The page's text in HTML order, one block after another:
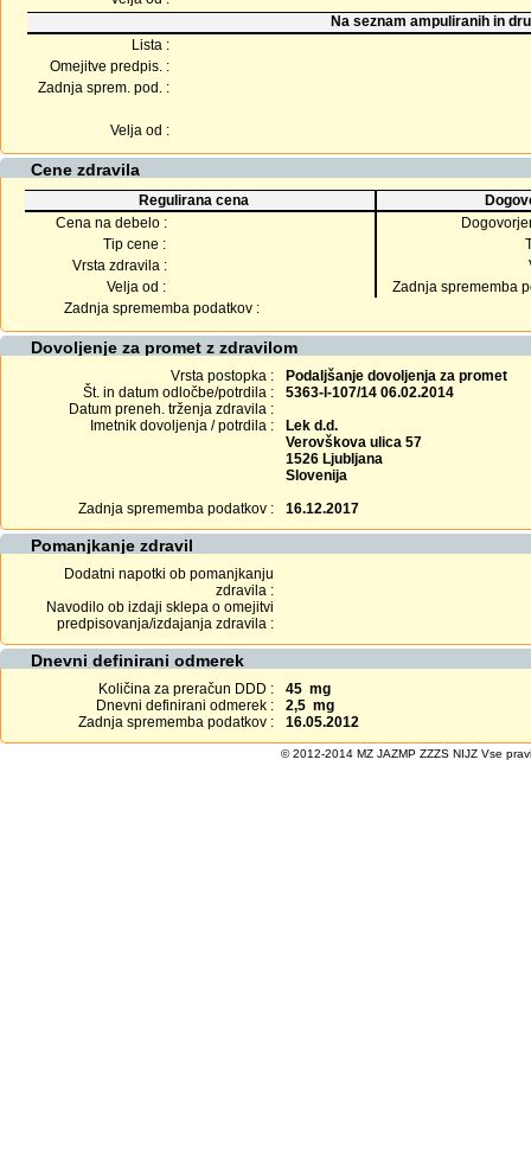
Na seznam ampuliranih in
Lista :
Omejitve predpis. :
Zadnja sprem. pod. :
Velja od :
Cene zdravila
Regulirana cena
Cena na debelo :
Tip cene :
Vrsta zdravila :
Velja od :
Zadnja sprememba
Zadnja sprememba podatkov :
Dovoljenje za promet z zdravilom
Vrsta postopka :
Podaljšanje dovoljenja za promet
Št. in datum odločbe/potrdila :
5363-I-107/14 06.02.2014
Datum preneh. trženja zdravila :
Imetnik dovoljenja / potrdila :
Lek d.d.
Verovškova ulica 57
1526 Ljubljana
Slovenija
Zadnja sprememba podatkov :
16.12.2017
Pomanjkanje zdravil
Dodatni napotki ob pomanjkanju
zdravila :
Navodilo ob izdaji sklepa o omejitvi
predpisovanja/izdajanja zdravila :
Dnevni definirani odmerek
Količina za preračun DDD :
45 mg
Dnevni definirani odmerek :
2,5 mg
Zadnja sprememba podatkov :
16.05.2012
© 2012-2014 MZ JAZMP ZZZS NIJZ Vse